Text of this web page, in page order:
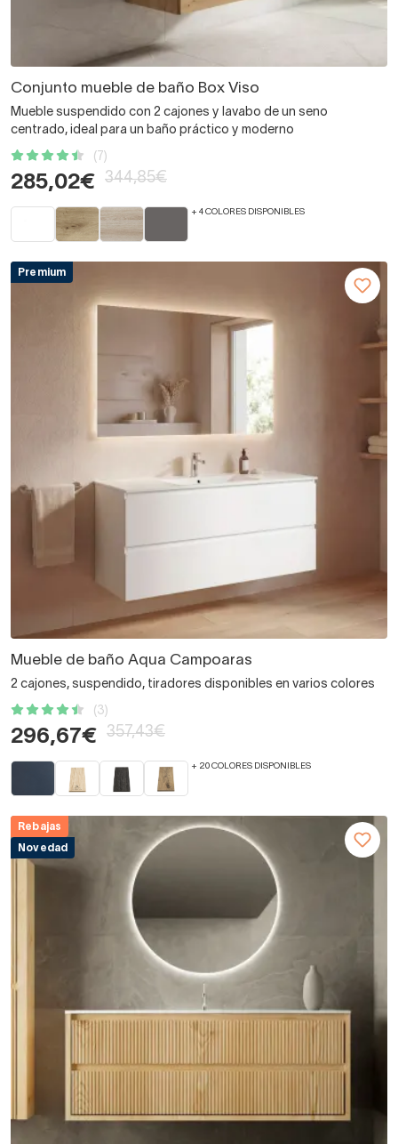
Conjunto mueble de baño Box Viso
Mueble suspendido con 2 cajones y lavabo de un seno
centrado, ideal para un baño práctico y moderno
(7)
285,02€ 344,85€
+ 4 COLORES DISPONIBLES
Premium
Mueble de baño Aqua Campoaras
2 cajones, suspendido, tiradores disponibles en varios colores
(3)
296,67€ 357,43€
+ 20 COLORES DISPONIBLES
Rebajas
Novedad